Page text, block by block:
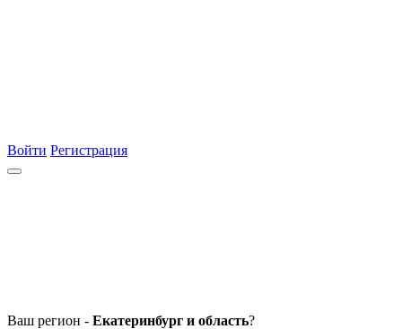
Войти Регистрация
Ваш регион - Екатеринбург и область?